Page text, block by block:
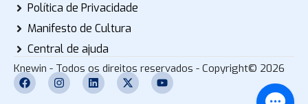
Política de Privacidade
Manifesto de Cultura
Central de ajuda
Knewin - Todos os direitos reservados - Copyright© 2026